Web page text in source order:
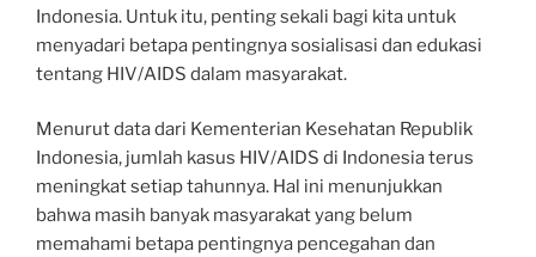
Indonesia. Untuk itu, penting sekali bagi kita untuk
menyadari betapa pentingnya sosialisasi dan edukasi
tentang HIV/AIDS dalam masyarakat.
Menurut data dari Kementerian Kesehatan Republik
Indonesia, jumlah kasus HIV/AIDS di Indonesia terus
meningkat setiap tahunnya. Hal ini menunjukkan
bahwa masih banyak masyarakat yang belum
memahami betapa pentingnya pencegahan dan